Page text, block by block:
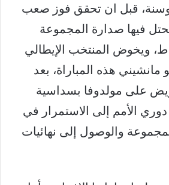
1-1 مع البوسنة، قبل ان تحقق فوز صعب
1-0، لتحتل فيها صدارة المجموعة
برصيد 4 نقاط، ويخوض المنتخب الإيطالي
مانشيني هذه المباراة، بعد
على مولدوفا بسداسية
الأمم إلى الاستمرار في
والوصول إلى نهائيات